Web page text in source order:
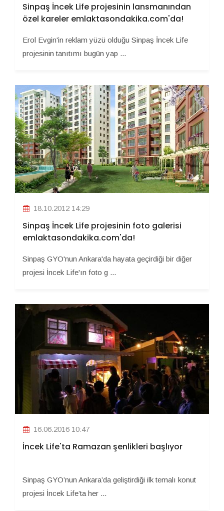
Sinpaş İncek Life projesinin lansmanından
özel kareler emlaktasondakika.com'da!
Erol Evgin'in reklam yüzü olduğu Sinpaş İncek Life
projesinin tanıtımı bugün yap ...
18.10.2012 14:29
Sinpaş İncek Life projesinin foto galerisi
emlaktasondakika.com'da!
Sinpaş GYO'nun Ankara'da hayata geçirdiği bir diğer
projesi İncek Life'ın foto g ...
16.06.2016 10:47
İncek Life'ta Ramazan şenlikleri başlıyor
Sinpaş GYO’nun Ankara’da geliştirdiği ilk temalı konut
projesi İncek Life’ta her ...